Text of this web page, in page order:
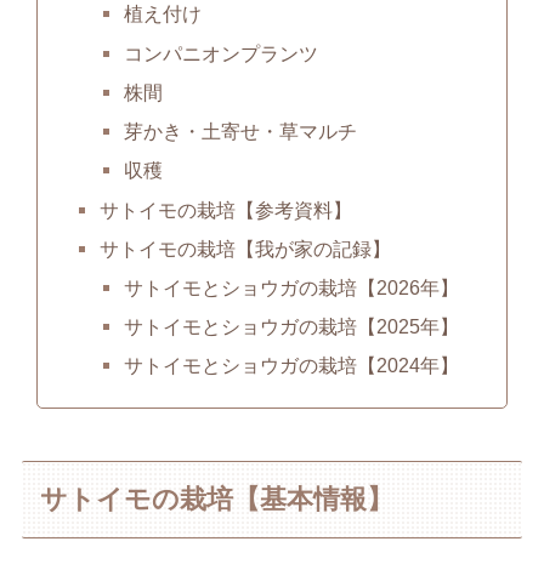
植え付け
コンパニオンプランツ
株間
芽かき・土寄せ・草マルチ
収穫
サトイモの栽培【参考資料】
サトイモの栽培【我が家の記録】
サトイモとショウガの栽培【2026年】
サトイモとショウガの栽培【2025年】
サトイモとショウガの栽培【2024年】
サトイモの栽培【基本情報】